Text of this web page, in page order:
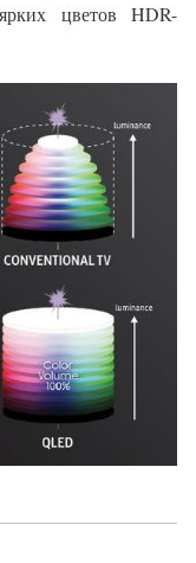
цветов HDR-